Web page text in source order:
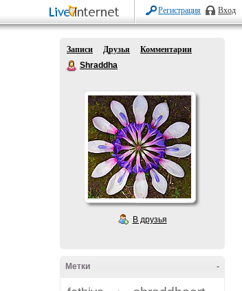
Регистрация Вход
Записи Друзья
Комментарии
Shraddha
В друзья
-
Метки